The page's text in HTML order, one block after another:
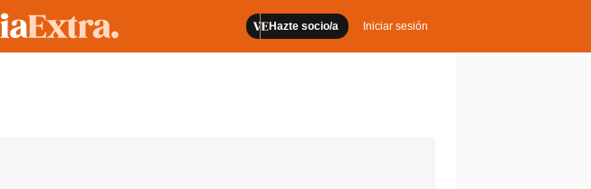
Hazte socio/a Iniciar sesión